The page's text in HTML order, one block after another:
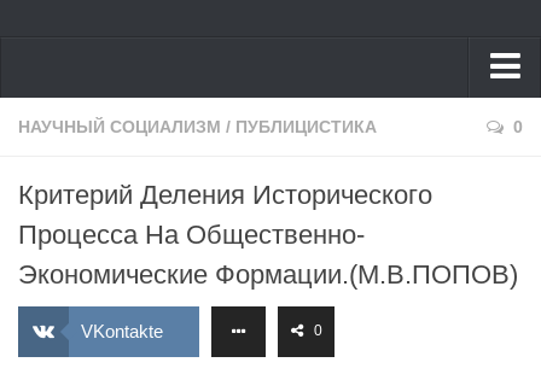
КРАСНЫЙ УНИВЕРСИТЕТ
АУДИО
УНИВЕРСИТЕТ РАБОЧИХ КОРРЕСПОНДЕНТОВ
ИЗУЧЕНИЕ ДИАЛЕКТИКИ
НАУЧНЫЙ СОЦИАЛИЗМ / ПУБЛИЦИСТИКА 0
Критерий Деления Исторического
Процесса На Общественно-
Экономические Формации.(М.В.ПОПОВ)
VKontakte 0